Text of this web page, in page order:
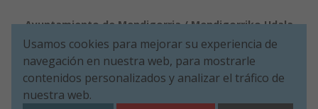
Ayuntamiento de Mendigorria / Mendigorriko Udala
Aviso legal
Política de Cookies
Accesibilidad
Política de Seguridad de la información
Aviso de privacidad
Plaza de Los Fueros, 1º - 31150 Mendigorria (NAVARRA)
Usamos cookies para mejorar su experiencia de
navegación en nuestra web, para mostrarle
contenidos personalizados y analizar el tráfico de
nuestra web.